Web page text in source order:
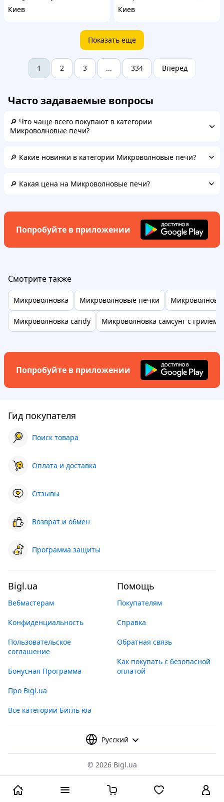
Киев
Киев
Показать еще
1 2 3 ... 334 Вперед
Часто задаваемые вопросы
🔎 Что чаще всего покупают в категории
Микроволновые печи?
🔎 Какие новинки в категории Микроволновые печи?
🔎 Какая цена на Микроволновые печи?
Попробуйте в приложении
Смотрите также
Микроволновка Микроволновые печки
Микроволновка candy Микроволновка самсунг с грилем
Попробуйте в приложении
Гид покупателя
Поиск товара
Оплата и доставка
Отзывы
Возврат и обмен
Программа защиты
Bigl.ua
Вебмастерам
Конфиденциальность
Пользовательское
соглашение
Бонусная Программа
Про Bigl.ua
Все категории Бигль юа
Помощь
Покупателям
Справка
Обратная связь
Как покупать с безопасной
оплатой
Русский
© 2026 Bigl.ua